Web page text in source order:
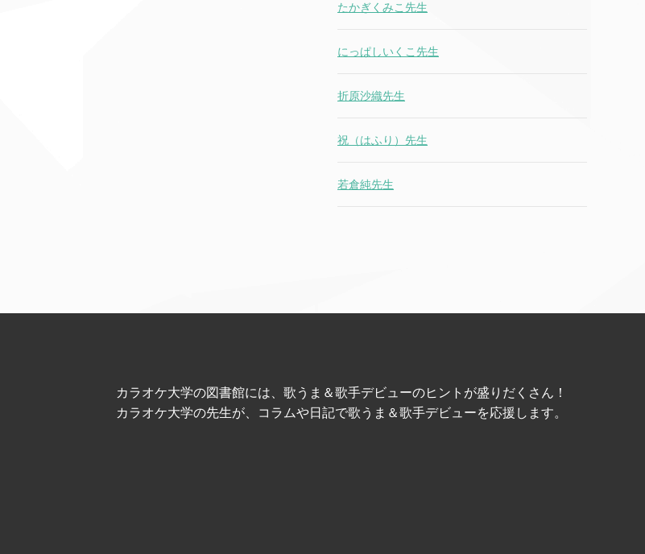
たかぎくみこ先生
にっぱしいくこ先生
折原沙織先生
祝（はふり）先生
若倉純先生
カラオケ大学の図書館には、歌うま＆歌手デビューのヒントが盛りだくさん！
カラオケ大学の先生が、コラムや日記で歌うま＆歌手デビューを応援します。